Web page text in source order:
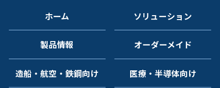
ホーム ソリューション
オーダーメイド
製品情報
造船・航空・鉄鋼向け 医療・半導体向け